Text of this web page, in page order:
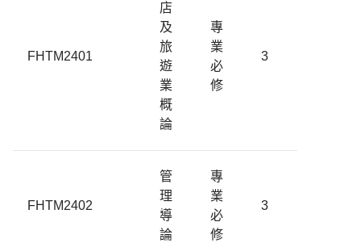
FHTM2401
店
及
旅
遊
業
概
論
專
業
必
修
3
FHTM2402
管
理
導
論
專
業
必
修
3